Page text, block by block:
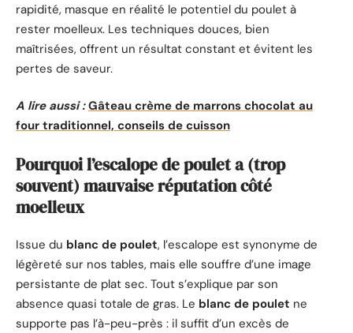
rapidité, masque en réalité le potentiel du poulet à
rester moelleux. Les techniques douces, bien
maîtrisées, offrent un résultat constant et évitent les
pertes de saveur.
A lire aussi : Gâteau crème de marrons chocolat au
four traditionnel, conseils de cuisson
Pourquoi l’escalope de poulet a (trop
souvent) mauvaise réputation côté
moelleux
Issue du blanc de poulet, l’escalope est synonyme de
légèreté sur nos tables, mais elle souffre d’une image
persistante de plat sec. Tout s’explique par son
absence quasi totale de gras. Le blanc de poulet ne
supporte pas l’à-peu-près : il suffit d’un excès de